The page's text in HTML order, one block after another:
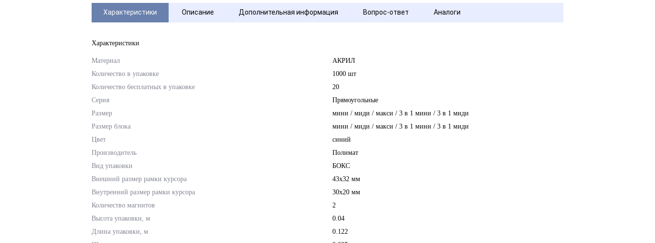
Характеристики Описание Дополнительная информация Вопрос-ответ Аналоги
Характеристики
Материал
АКРИЛ
Количество в упаковке
1000 шт
Количество бесплатных в упаковке
20
Серия
Прямоугольные
Размер
мини / миди / макси / 3 в 1 мини / 3 в 1 миди
Размер блока
мини / миди / макси / 3 в 1 мини / 3 в 1 миди
Цвет
синий
Производитель
Полимат
Вид упаковки
БОКС
Внешний размер рамки курсора
43х32 мм
Внутренний размер рамки курсора
30х20 мм
Количество магнитов
2
Высота упаковки, м
0.04
Длина упаковки, м
0.122